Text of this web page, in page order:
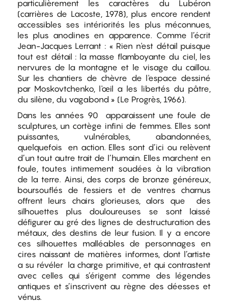
particulièrement les caractères du Lubéron
(carrières de Lacoste, 1978), plus encore rendent
accessibles ses intériorités les plus méconnues,
les plus anodines en apparence. Comme l’écrit
Jean-Jacques Lerrant : « Rien n'est détail puisque
tout est détail : la masse flamboyante du ciel, les
nervures de la montagne et le visage du caillou.
Sur les chantiers de chèvre de l'espace dessiné
par Moskovtchenko, l'œil a les libertés du pâtre,
du silène, du vagabond » (Le Progrès, 1966).
Dans les années 90 apparaissent une foule de
sculptures, un cortège infini de femmes. Elles sont
puissantes, vulnérables, abandonnées,
quelquefois en action. Elles sont d’ici ou relèvent
d’un tout autre trait de l’humain. Elles marchent en
foule, toutes intimement soudées à la vibration
de la terre. Ainsi, des corps de bronze généreux,
boursouflés de fessiers et de ventres charnus
offrent leurs chairs glorieuses, alors que des
silhouettes plus douloureuses se sont laissé
défigurer au gré des lignes de destructuration des
métaux, des destins de leur fusion. Il y a encore
ces silhouettes malléables de personnages en
cires naissant de matières informes, dont l’artiste
a su révéler la charge primitive, et qui contrastent
avec celles qui s’érigent comme des légendes
antiques et s’inscrivent au règne des déesses et
vénus.